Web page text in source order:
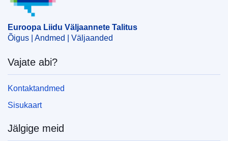
ELI :C/2024/5893/oj
IMMC : 9999
pdfa2a
Euroopa Liidu Väljaannete Talitus
Õigus | Andmed | Väljaanded
Vajate abi?
Kontaktandmed
Sisukaart
Jälgige meid